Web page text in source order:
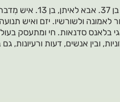
דור פגליארי, בן
לאמונה ולשורשיו. יזם ואיש
בלאנס סדנאות. חי ומתעסק בעולם
ובין אנשים, דעות